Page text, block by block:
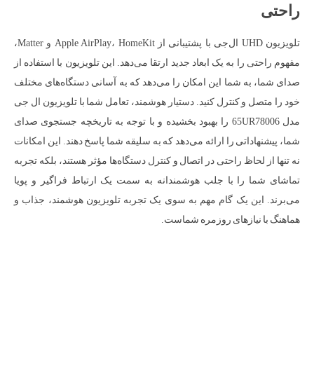
راحتی
تلویزیون UHD ال‌جی با پشتیبانی از Apple AirPlay، HomeKit و Matter،
مفهوم راحتی را به یک ابعاد جدید ارتقا می‌دهد. این تلویزیون با استفاده از
صدای شما، به شما این امکان را می‌دهد که به آسانی دستگاه‌های مختلف
خود را متصل و کنترل کنید. دستیار هوشمند، تعامل شما با تلویزیون ال جی
مدل 65UR78006 را بهبود بخشیده و با توجه به تاریخچه جستجوی صدای
شما، پیشنهاداتی را ارائه می‌دهد که به سلیقه شما پاسخ دهند. این امکانات
نه تنها از لحاظ راحتی در اتصال و کنترل دستگاه‌ها مؤثر هستند، بلکه تجربه
تماشای شما را با جلب هوشمندانه به سمت یک ارتباط فراگیر و پویا
می‌برند. این یک گام مهم به سوی یک تجربه تلویزیون هوشمند، جذاب و
هماهنگ با نیازهای روزمره شماست.